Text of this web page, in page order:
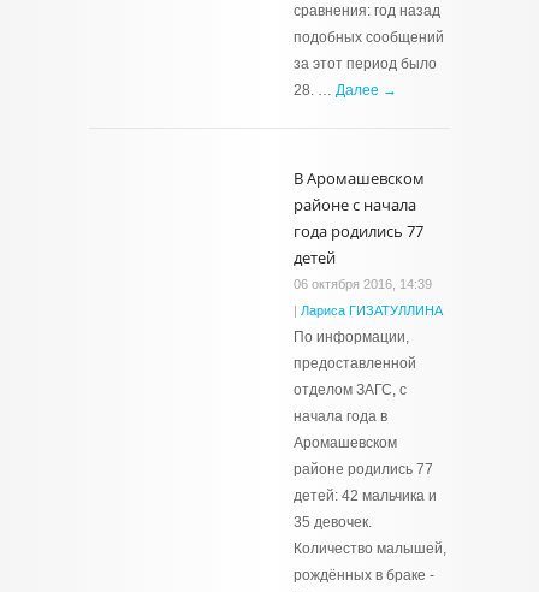
сравнения: год назад
подобных сообщений
за этот период было
28. … Далее →
В Аромашевском
районе с начала
года родились 77
детей
06 октября 2016, 14:39
| Лариса ГИЗАТУЛЛИНА
По информации,
предоставленной
отделом ЗАГС, с
начала года в
Аромашевском
районе родились 77
детей: 42 мальчика и
35 девочек.
Количество малышей,
рождённых в браке -